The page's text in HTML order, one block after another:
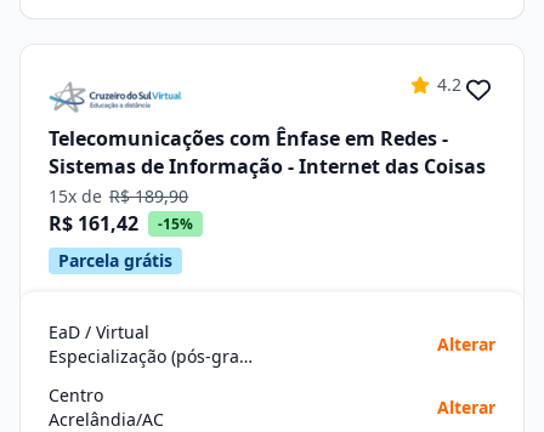
4.2
Telecomunicações com Ênfase em Redes -
Sistemas de Informação - Internet das Coisas
15x de R$ 189,90
R$ 161,42 -15%
Parcela grátis
EaD / Virtual
Especialização (pós-graduação)
Alterar
Centro
Acrelândia/AC
Alterar